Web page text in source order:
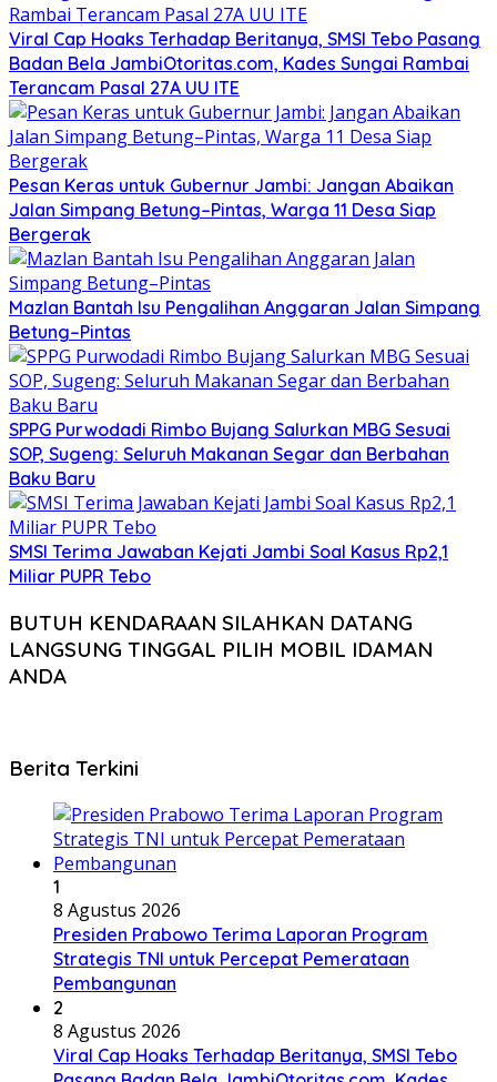
Viral Cap Hoaks Terhadap Beritanya, SMSI Tebo Pasang
Badan Bela JambiOtoritas.com, Kades Sungai Rambai
Terancam Pasal 27A UU ITE
Pesan Keras untuk Gubernur Jambi: Jangan Abaikan
Jalan Simpang Betung–Pintas, Warga 11 Desa Siap
Bergerak
Mazlan Bantah Isu Pengalihan Anggaran Jalan Simpang
Betung–Pintas
SPPG Purwodadi Rimbo Bujang Salurkan MBG Sesuai
SOP, Sugeng: Seluruh Makanan Segar dan Berbahan
Baku Baru
SMSI Terima Jawaban Kejati Jambi Soal Kasus Rp2,1
Miliar PUPR Tebo
BUTUH KENDARAAN SILAHKAN DATANG
LANGSUNG TINGGAL PILIH MOBIL IDAMAN
ANDA
Berita Terkini
1
8 Agustus 2026
Presiden Prabowo Terima Laporan Program
Strategis TNI untuk Percepat Pemerataan
Pembangunan
2
8 Agustus 2026
Viral Cap Hoaks Terhadap Beritanya, SMSI Tebo